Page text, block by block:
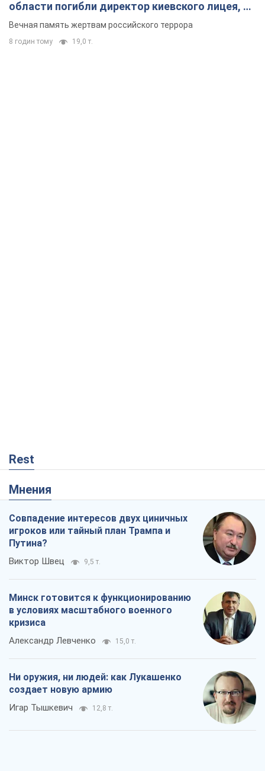
области погибли директор киевского лицея, её
муж и внук
Вечная память жертвам российского террора
8 годин тому 19,0 т.
Rest
Мнения
Совпадение интересов двух циничных
игроков или тайный план Трампа и
Путина?
Виктор Швец 9,5 т.
Минск готовится к функционированию
в условиях масштабного военного
кризиса
Александр Левченко 15,0 т.
Ни оружия, ни людей: как Лукашенко
создает новую армию
Игар Тышкевич 12,8 т.